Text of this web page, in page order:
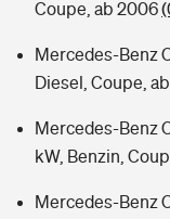
Coupe, ab 2006
Mercedes-Benz
Diesel, Coupe,
Mercedes-Benz
kW, Benzin,
Mercedes-Benz